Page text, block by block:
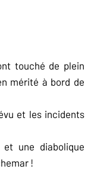
touché de plein
mérité à bord de
et les incidents
une diabolique
!